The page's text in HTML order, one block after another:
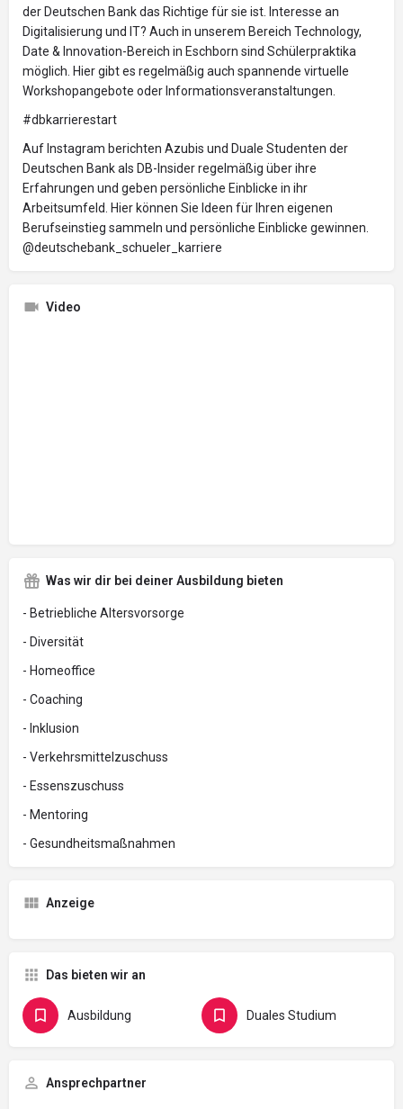
der Deutschen Bank das Richtige für sie ist. Interesse an
Digitalisierung und IT? Auch in unserem Bereich Technology,
Date & Innovation-Bereich in Eschborn sind Schülerpraktika
möglich. Hier gibt es regelmäßig auch spannende virtuelle
Workshopangebote oder Informationsveranstaltungen.
#dbkarrierestart
Auf Instagram berichten Azubis und Duale Studenten der
Deutschen Bank als DB-Insider regelmäßig über ihre
Erfahrungen und geben persönliche Einblicke in ihr
Arbeitsumfeld. Hier können Sie Ideen für Ihren eigenen
Berufseinstieg sammeln und persönliche Einblicke gewinnen.
@deutschebank_schueler_karriere
Video
Was wir dir bei deiner Ausbildung bieten
- Betriebliche Altersvorsorge
- Diversität
- Homeoffice
- Coaching
- Inklusion
- Verkehrsmittelzuschuss
- Essenszuschuss
- Mentoring
- Gesundheitsmaßnahmen
Anzeige
Das bieten wir an
Ausbildung Duales Studium
Ansprechpartner